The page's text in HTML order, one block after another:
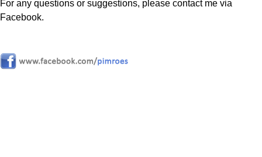
For any questions or suggestions, please contact me via
Facebook.